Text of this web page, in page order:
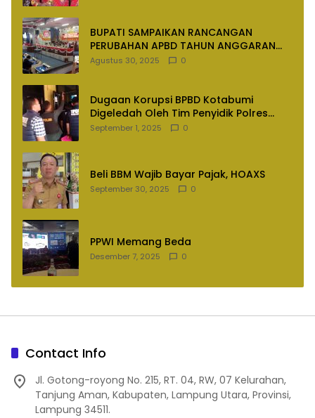
BUPATI SAMPAIKAN RANCANGAN
PERUBAHAN APBD TAHUN ANGGARAN
2025
Agustus 30, 2025 0
Dugaan Korupsi BPBD Kotabumi
Digeledah Oleh Tim Penyidik Polres
Lampung Utara
September 1, 2025 0
Beli BBM Wajib Bayar Pajak, HOAXS
September 30, 2025 0
PPWI Memang Beda
Desember 7, 2025 0
Contact Info
Jl. Gotong-royong No. 215, RT. 04, RW, 07 Kelurahan,
Tanjung Aman, Kabupaten, Lampung Utara, Provinsi,
Lampung 34511.